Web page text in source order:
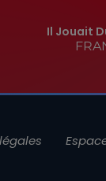
Il Jouait